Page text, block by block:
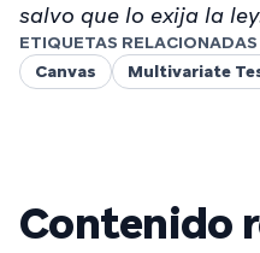
salvo que lo exija la
ETIQUETAS RELACIONADAS
Canvas
Multivariate
Contenido